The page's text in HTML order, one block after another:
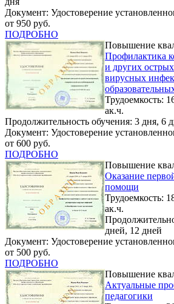
Документ: Удостоверение
от 950 руб.
ПОДРОБНО
Повышение
Профилактика
и других
вирусных
Трудоемкость:
ак.ч.
Продолжительность обучения: 3 дня, 6
Документ: Удостоверение
от 600 руб.
ПОДРОБНО
Повышение
Оказание
помощи
Трудоемкость:
ак.ч.
дней, 12 дней
Документ: Удостоверение
от 500 руб.
ПОДРОБНО
Повышение
Актуальные
педагогики